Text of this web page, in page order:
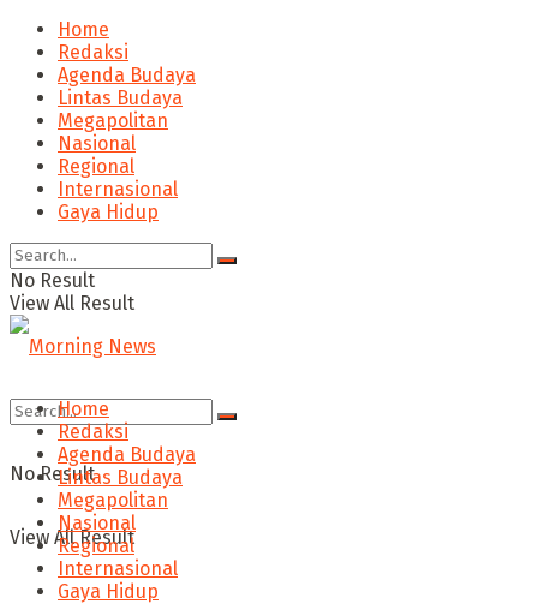
Home
Redaksi
Agenda Budaya
Lintas Budaya
Megapolitan
Nasional
Regional
Internasional
Gaya Hidup
No Result
View All Result
No Result
View All Result
Home
Redaksi
Agenda Budaya
Lintas Budaya
Megapolitan
Nasional
Regional
Internasional
Gaya Hidup